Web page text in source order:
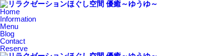
Home
Information
Menu
Blog
Contact
Reserve